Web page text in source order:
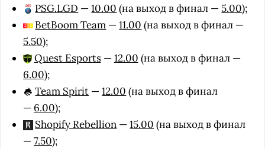
PSG.LGD —10.00 (на выход в финал — 5.00);
BetBoom Team —11.00 (на выход в финал —
5.50);
Quest Esports—12.00 (на выход в финал —
6.00);
Team Spirit —12.00 (на выход в финал
— 6.00);
Shopify Rebellion —15.00 (на выход в финал
—7.50);